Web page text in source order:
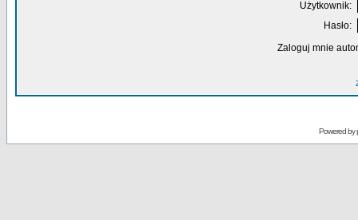
Użytkownik:
Hasło:
Zaloguj mnie
Powered by